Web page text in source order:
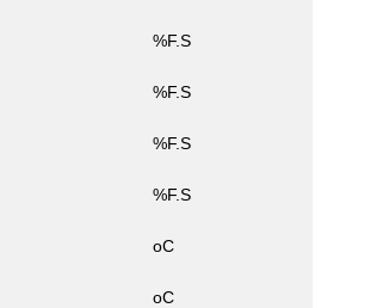
%F.S
%F.S
%F.S
%F.S
oC
oC